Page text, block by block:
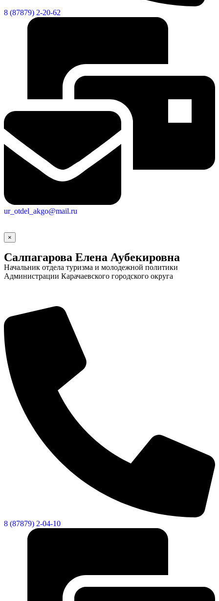
8 (87879) 2-20-62
ur_otdel_akgo@mail.ru
×
Салпагарова Елена Аубекировна
Начальник отдела туризма и молодежной политики
Администрации Карачаевского городского округа
8 (87879) 2-04-10